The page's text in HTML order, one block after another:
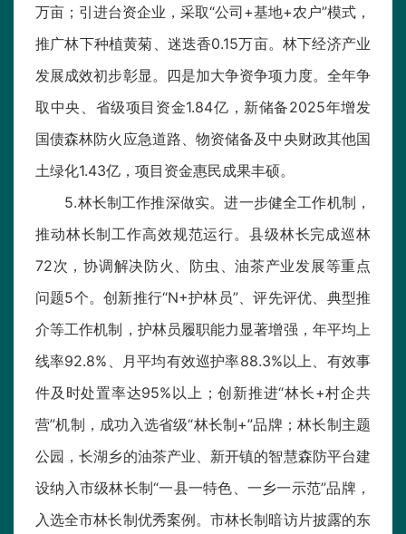
万亩；引进台资企业，采取“公司+基地+农户”模式，
推广林下种植黄菊、迷迭香0.15万亩。林下经济产业
发展成效初步彰显。四是加大争资争项力度。全年争
取中央、省级项目资金1.84亿，新储备2025年增发
国债森林防火应急道路、物资储备及中央财政其他国
土绿化1.43亿，项目资金惠民成果丰硕。
5.林长制工作推深做实。进一步健全工作机制，
推动林长制工作高效规范运行。县级林长完成巡林
72次，协调解决防火、防虫、油茶产业发展等重点
问题5个。创新推行“N+护林员”、评先评优、典型推
介等工作机制，护林员履职能力显著增强，年平均上
线率92.8%、月平均有效巡护率88.3%以上、有效事
件及时处置率达95%以上；创新推进“林长+村企共
营”机制，成功入选省级“林长制+”品牌；林长制主题
公园，长湖乡的油茶产业、新开镇的智慧森防平台建
设纳入市级林长制“一县一特色、一乡一示范”品牌，
入选全市林长制优秀案例。市林长制暗访片披露的东